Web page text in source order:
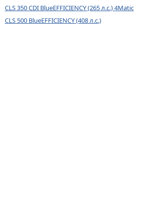
CLS 350 CDI BlueEFFICIENCY (265 л.с.) 4Matic
CLS 500 BlueEFFICIENCY (408 л.с.)